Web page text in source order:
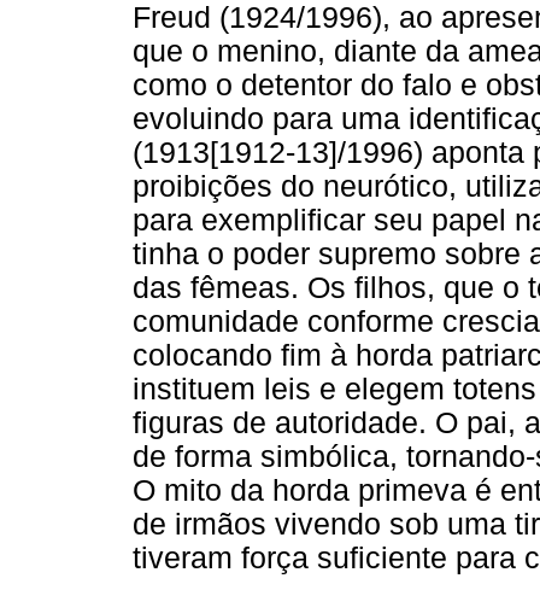
Freud (1924/1996), ao
que o menino, diante da
como o detentor do falo e
evoluindo para uma
(1913[1912-13]/1996)
proibições do neurótico,
para exemplificar seu papel
tinha o poder supremo sobre
das fêmeas. Os filhos, que o
comunidade conforme
colocando fim à horda
instituem leis e elegem
figuras de autoridade. O pai,
de forma simbólica,
O mito da horda primeva é
de irmãos vivendo sob uma
tiveram força suficiente para